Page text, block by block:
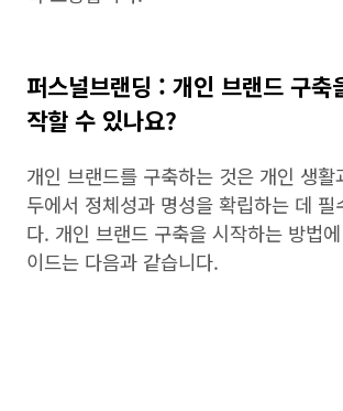
퍼스널브랜딩 : 개인 브랜드 구축
작할 수 있나요?
개인 브랜드를 구축하는 것은 개인 생
두에서 정체성과 명성을 확립하는 데 필
다. 개인 브랜드 구축을 시작하는 방법
이드는 다음과 같습니다.